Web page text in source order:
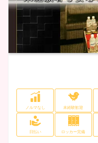
ノルマなし 未経験歓迎
日払い ロッカー完備